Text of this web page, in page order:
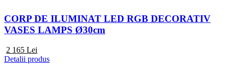
CORP DE ILUMINAT LED RGB DECORATIV
VASES LAMPS Ø30cm
2 165 Lei
Detalii produs